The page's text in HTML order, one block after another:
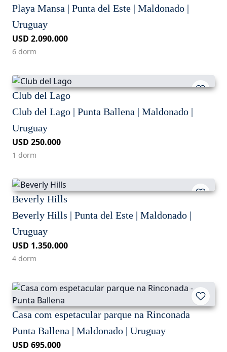
Playa Mansa | Punta del Este | Maldonado |
Uruguay
USD 2.090.000
6 dorm
Club del Lago
Club del Lago | Punta Ballena | Maldonado |
Uruguay
USD 250.000
1 dorm
Beverly Hills
Beverly Hills | Punta del Este | Maldonado |
Uruguay
USD 1.350.000
4 dorm
Casa com espetacular parque na Rinconada
Punta Ballena | Maldonado | Uruguay
USD 695.000